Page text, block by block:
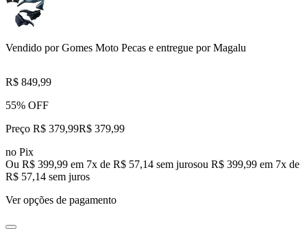
Vendido porGomes Moto Pecas e entregue por Magalu
R$ 849,99
55% OFF
Preço R$ 379,99R$ 379,99
no Pix
Ou R$ 399,99 em 7x de R$ 57,14 sem jurosou R$ 399,99 em 7x de
R$ 57,14 sem juros
Ver opções de pagamento